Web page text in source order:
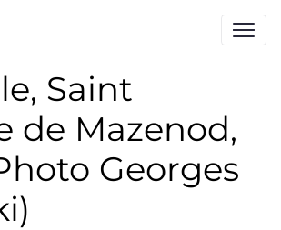
Saint
de Mazenod,
Georges